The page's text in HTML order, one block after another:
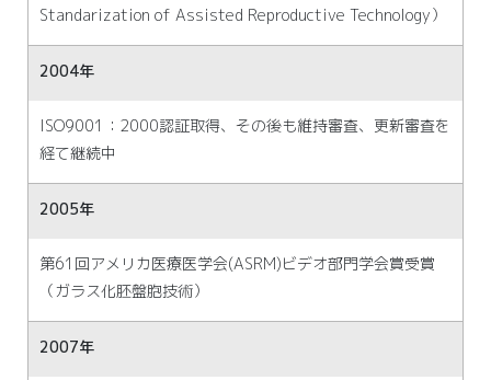
Standarization of Assisted Reproductive Technology）
2004年
ISO9001：2000認証取得、その後も維持審査、更新審査を
経て継続中
2005年
第61回アメリカ医療医学会(ASRM)ビデオ部門学会賞受賞
（ガラス化胚盤胞技術）
2007年